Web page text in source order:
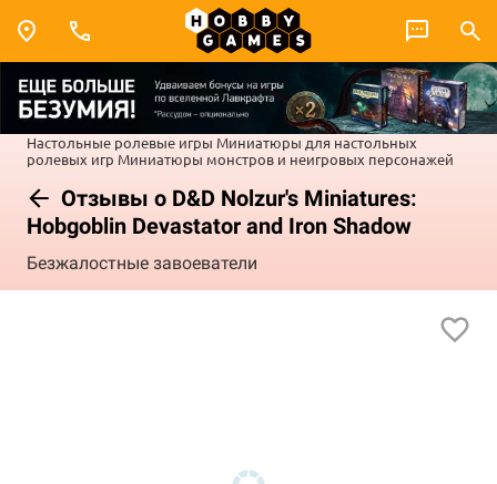
Настольные ролевые игры Миниатюры для настольных
ролевых игр Миниатюры монстров и неигровых персонажей
Отзывы о D&D Nolzur's Miniatures:
Hobgoblin Devastator and Iron Shadow
Безжалостные завоеватели